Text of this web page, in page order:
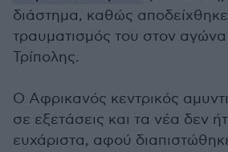
διάστημα, καθώς
τραυματισμός του στον
Τρίπολης.
Ο Αφρικανός κεντρικός
σε εξετάσεις και τα νέα δεν
ευχάριστα, αφού